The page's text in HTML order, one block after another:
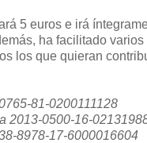
5 euros e irá
ha facilitado
los que quieran
81-0200111128
2013-0500-16-
8978-17-6000016604